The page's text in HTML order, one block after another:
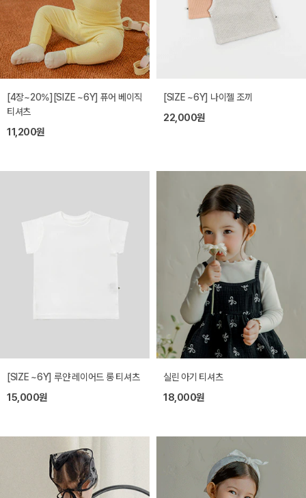
[4장~20%][SIZE ~6Y] 퓨어 베이직
티셔츠
11,200원
[SIZE ~6Y] 나이젤 조끼
22,000원
[SIZE ~6Y] 루얀 레이어드 롱 티셔츠
15,000원
실린 아기 티셔츠
18,000원